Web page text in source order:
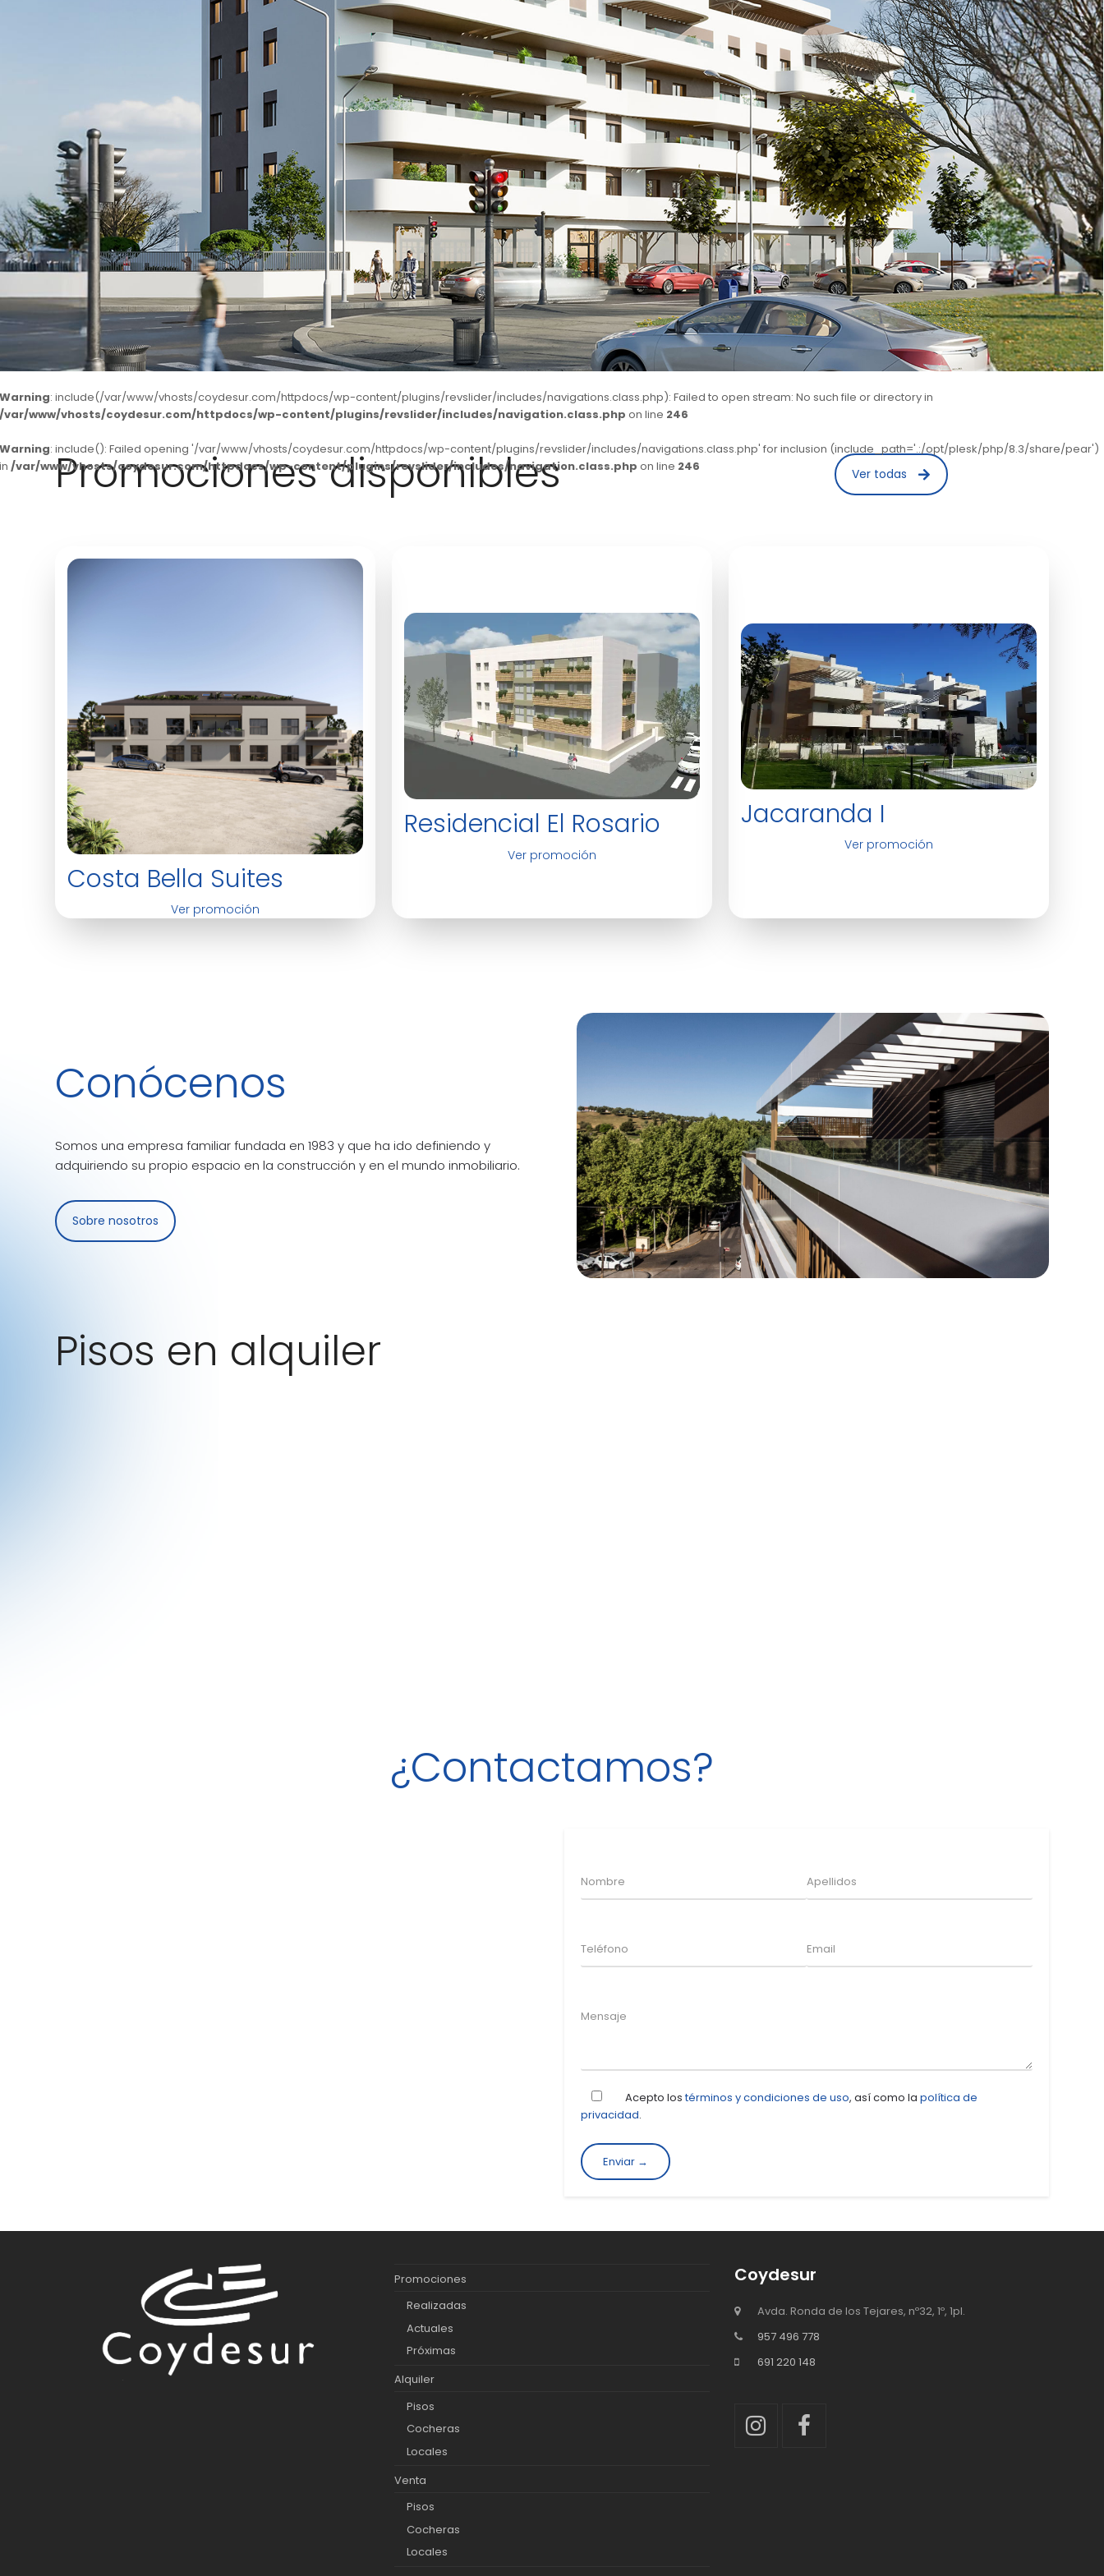
Warning: include(/var/www/vhosts/coydesur.com/httpdocs/wp-content/plugins/revslider/includes/navigations.class.php): Failed to open stream: No such file or directory in
/var/www/vhosts/coydesur.com/httpdocs/wp-content/plugins/revslider/includes/navigation.class.php on line 246
Warning: include(): Failed opening '/var/www/vhosts/coydesur.com/httpdocs/wp-content/plugins/revslider/includes/navigations.class.php' for inclusion (include_path='.:/opt/plesk/php/8.3/share/pear')
in/var/www/vhosts/coydesur.com/httpdocs/wp-content/plugins/revslider/includes/navigation.class.php on line 246
Promociones disponibles Ver todas
Costa Bella Suites
Ver promoción
Residencial El Rosario
Ver promoción
Jacaranda I
Ver promoción
Conócenos
Somos una empresa familiar fundada en 1983 y que ha ido definiendo y
adquiriendo su propio espacio en la construcción y en el mundo inmobiliario.
Sobre nosotros
Pisos en alquiler
¿Contactamos?
Acepto lostérminos y condiciones de uso, así como la política de
privacidad.
Promociones
Realizadas
Actuales
Próximas
Alquiler
Pisos
Cocheras
Locales
Venta
Pisos
Cocheras
Locales
Coydesur
Avda. Ronda de los Tejares, nº32, 1º, 1pl.
957 496 778
691 220 148
Instagram
Facebook